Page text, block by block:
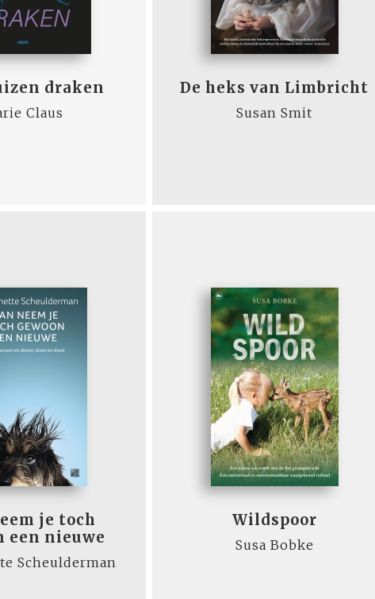
draken
Claus
De heks van Limbricht
Susan Smit
je toch
een nieuwe
Scheulderman
Wildspoor
Susa Bobke